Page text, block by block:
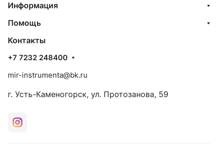
Информация
Помощь
Контакты
+7 7232 248400
mir-instrumenta@bk.ru
г. Усть-Каменогорск, ул. Протозанова, 59